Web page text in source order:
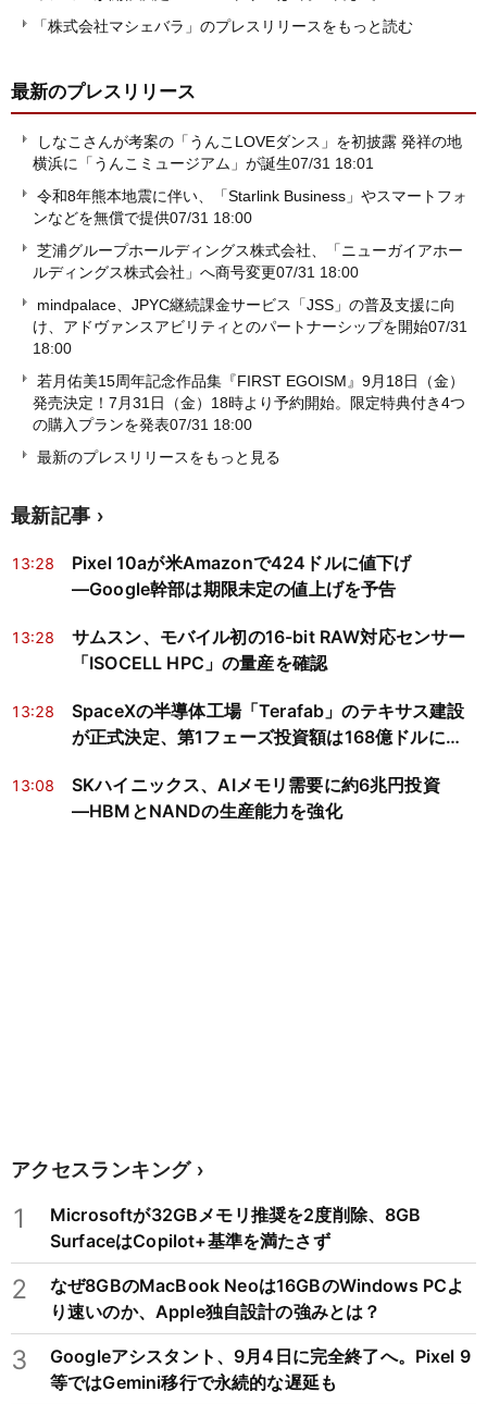
「株式会社マシェバラ」のプレスリリースをもっと読む
最新のプレスリリース
しなこさんが考案の「うんこLOVEダンス」を初披露 発祥の地
横浜に「うんこミュージアム」が誕生07/31 18:01
令和8年熊本地震に伴い、「Starlink Business」やスマートフォ
ンなどを無償で提供07/31 18:00
芝浦グループホールディングス株式会社、「ニューガイアホー
ルディングス株式会社」へ商号変更07/31 18:00
mindpalace、JPYC継続課金サービス「JSS」の普及支援に向
け、アドヴァンスアビリティとのパートナーシップを開始07/31
18:00
若月佑美15周年記念作品集『FIRST EGOISM』9月18日（金）
発売決定！7月31日（金）18時より予約開始。限定特典付き4つ
の購入プランを発表07/31 18:00
最新のプレスリリースをもっと見る
最新記事
13:28
Pixel 10aが米Amazonで424ドルに値下げ
―Google幹部は期限未定の値上げを予告
13:28
サムスン、モバイル初の16-bit RAW対応センサー
「ISOCELL HPC」の量産を確認
13:28
SpaceXの半導体工場「Terafab」のテキサス建設
が正式決定、第1フェーズ投資額は168億ドルに縮
13:08
SKハイニックス、AIメモリ需要に約6兆円投資
―HBMとNANDの生産能力を強化
アクセスランキング
1
Microsoftが32GBメモリ推奨を2度削除、8GB
SurfaceはCopilot+基準を満たさず
2
なぜ8GBのMacBook Neoは16GBのWindows PCよ
り速いのか、Apple独自設計の強みとは？
3
Googleアシスタント、9月4日に完全終了へ。Pixel 9
等ではGemini移行で永続的な遅延も